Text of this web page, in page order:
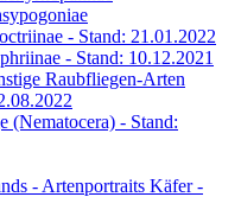
- Stand: 21.01.2022
- Stand: 10.12.2021
Raubfliegen-Arten
(Nematocera) - Stand:
- Artenportraits Käfer -